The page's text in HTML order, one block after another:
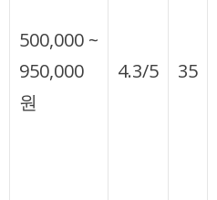
500,000 ~
950,000
원
4.3/5 35